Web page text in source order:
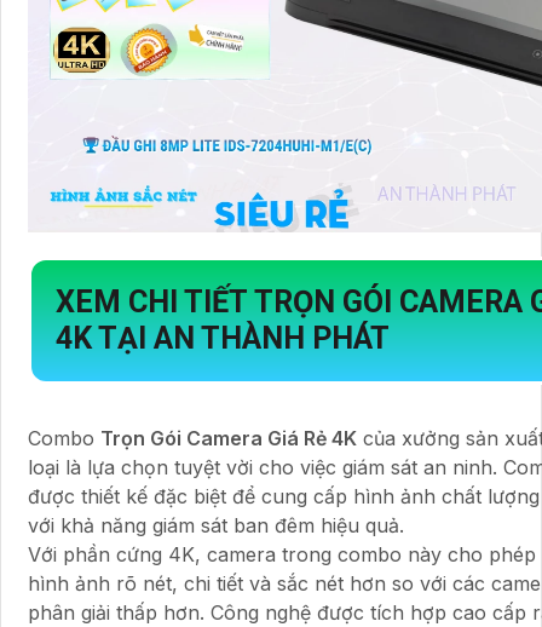
XEM CHI TIẾTTRỌN GÓI CAMERA
4KTẠI AN THÀNH PHÁT
Combo Trọn Gói Camera Giá Rẻ 4K của xưởng sản
loại là lựa chọn tuyệt vời cho việc giám sát an ninh.
được thiết kế đặc biệt để cung cấp hình ảnh chất
với khả năng giám sát ban đêm hiệu quả.
Với phần cứng 4K, camera trong combo này cho phép
hình ảnh rõ nét, chi tiết và sắc nét hơn so với các
phân giải thấp hơn. Công nghệ được tích hợp cao cấp